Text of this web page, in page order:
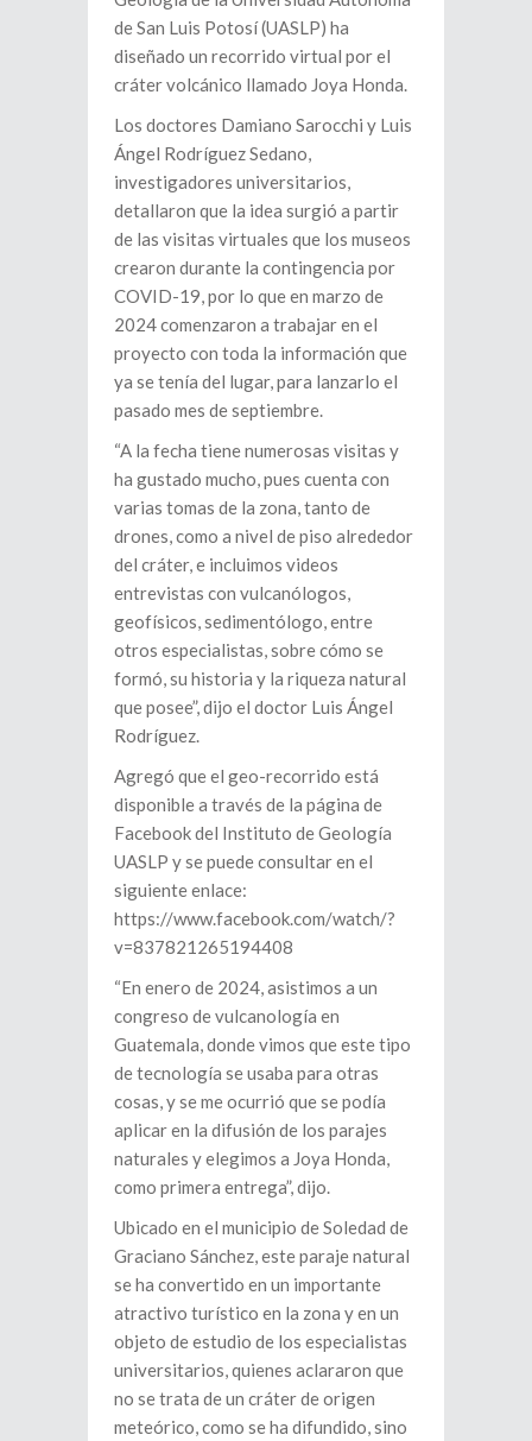
de San Luis Potosí (UASLP) ha
diseñado un recorrido virtual por el
cráter volcánico llamado Joya Honda.
Los doctores Damiano Sarocchi y Luis
Ángel Rodríguez Sedano,
investigadores universitarios,
detallaron que la idea surgió a partir
de las visitas virtuales que los museos
crearon durante la contingencia por
COVID-19, por lo que en marzo de
2024 comenzaron a trabajar en el
proyecto con toda la información que
ya se tenía del lugar, para lanzarlo el
pasado mes de septiembre.
“A la fecha tiene numerosas visitas y
ha gustado mucho, pues cuenta con
varias tomas de la zona, tanto de
drones, como a nivel de piso alrededor
del cráter, e incluimos videos
entrevistas con vulcanólogos,
geofísicos, sedimentólogo, entre
otros especialistas, sobre cómo se
formó, su historia y la riqueza natural
que posee”, dijo el doctor Luis Ángel
Rodríguez.
Agregó que el geo-recorrido está
disponible a través de la página de
Facebook del Instituto de Geología
UASLP y se puede consultar en el
siguiente enlace:
https://www.facebook.com/watch/?
v=837821265194408
“En enero de 2024, asistimos a un
congreso de vulcanología en
Guatemala, donde vimos que este tipo
de tecnología se usaba para otras
cosas, y se me ocurrió que se podía
aplicar en la difusión de los parajes
naturales y elegimos a Joya Honda,
como primera entrega”, dijo.
Ubicado en el municipio de Soledad de
Graciano Sánchez, este paraje natural
se ha convertido en un importante
atractivo turístico en la zona y en un
objeto de estudio de los especialistas
universitarios, quienes aclararon que
no se trata de un cráter de origen
meteórico, como se ha difundido, sino